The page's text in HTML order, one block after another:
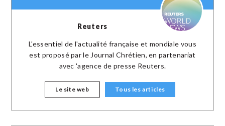
Reuters
L'essentiel de l'actualité française et mondiale vous
est proposé par le Journal Chrétien, en partenariat
avec 'agence de presse Reuters.
Le site web Tous les articles